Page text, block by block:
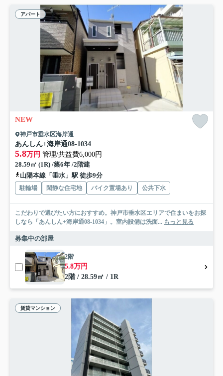
アパート
NEW
神戸市垂水区海岸通
あんしん+海岸通08-1034
5.8万円 管理/共益費6,000円
28.59㎡ (1R) /築6年 /2階建
山陽本線「垂水」駅 徒歩9分
駐輪場 閑静な住宅地 バイク置場あり 公共下水
こだわりで選びたい方におすすめ。神戸市垂水区エリアで住まいをお探
しなら「あんしん+海岸通08-1034」。室内設備は洗面... もっと見る
募集中の部屋
2階
5.8万円
2階 / 28.59㎡ / 1R
賃貸マンション